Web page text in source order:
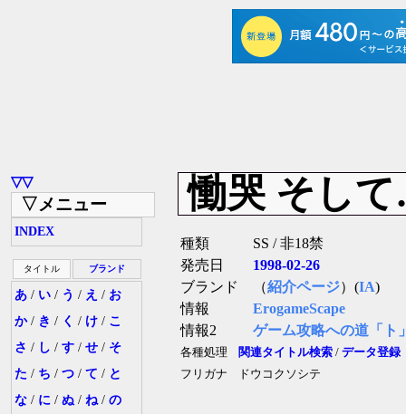
▽▽
▽メニュー
INDEX
タイトル ブランド
あ / い / う / え / お
か/ き / く / け / こ
さ / し / す / せ / そ
た / ち / つ / て / と
な / に / ぬ / ね / の
慟哭 そし
種類
SS / 非18禁
発売日
1998-02-26
ブランド
（紹介ページ）(IA)
情報
ErogameScape
情報2
ゲーム攻略への道「ト
各種処理 関連タイトル検索 / データ登録
フリガナ
ドウコクソシテ